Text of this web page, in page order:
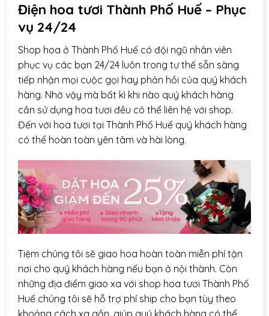
Điện hoa tươi Thành Phố Huế – Phục
vụ 24/24
Shop hoa ở Thành Phố Huế có đội ngũ nhân viên
phục vụ các bạn 24/24 luôn trong tư thế sẵn sàng
tiếp nhận mọi cuộc gọi hay phản hồi của quý khách
hàng. Nhờ vậy mà bất kì khi nào quý khách hàng
cần sử dụng hoa tươi đều có thể liên hệ với shop.
Đến với hoa tươi tại Thành Phố Huế quý khách hàng
có thể hoàn toàn yên tâm và hài lòng.
Tiệm chúng tôi sẽ giao hoa hoàn toàn miễn phí tận
nơi cho quý khách hàng nếu bạn ở nội thành. Còn
những địa điểm giao xa với shop hoa tươi Thành Phố
Huế chúng tôi sẽ hỗ trợ phí ship cho bạn tùy theo
khoảng cách xa gần, giúp quý khách hàng có thể